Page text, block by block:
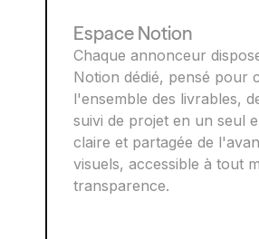
Espace Notion
Chaque annonceur
Notion dédié, pensé pour
l'ensemble des livrables,
suivi de projet en un seul
claire et partagée de
visuels, accessible à tout
transparence.